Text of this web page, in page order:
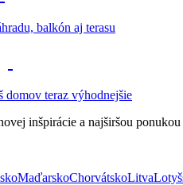
balkón aj terasu
domov teraz výhodnejšie
inšpirácie a najširšou ponukou
MaďarskoChorvátskoLitva